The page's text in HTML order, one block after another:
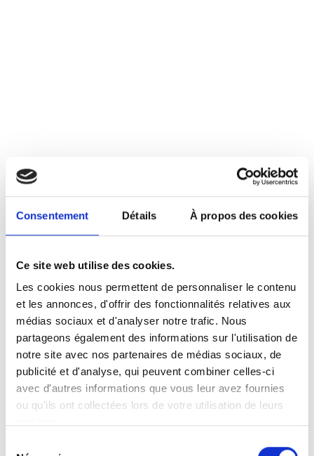
Consentement Détails À propos des cookies
Ce site web utilise des cookies.
Les cookies nous permettent de personnaliser le contenu
et les annonces, d'offrir des fonctionnalités relatives aux
médias sociaux et d'analyser notre trafic. Nous
partageons également des informations sur l'utilisation de
notre site avec nos partenaires de médias sociaux, de
publicité et d'analyse, qui peuvent combiner celles-ci
avec d'autres informations que vous leur avez fournies
ou qu'ils ont collectées lors de votre utilisation de leurs
En savoir plus